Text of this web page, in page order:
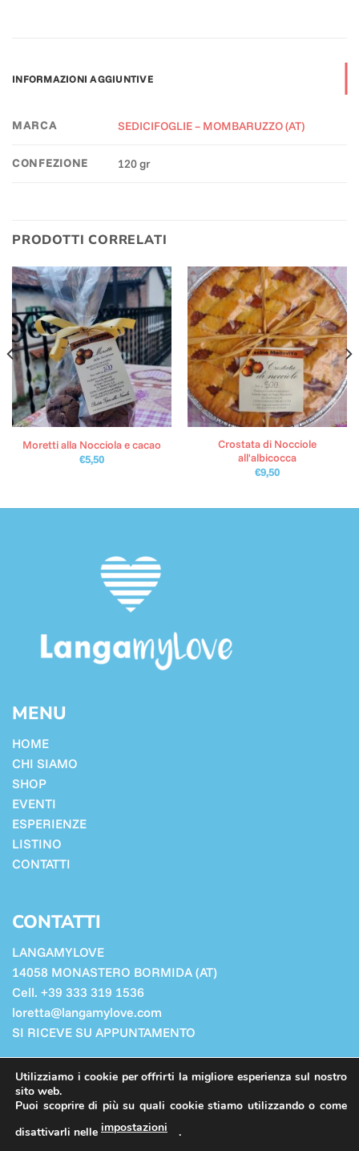
INFORMAZIONI AGGIUNTIVE
MARCA SEDICIFOGLIE – MOMBARUZZO (AT)
CONFEZIONE 120 gr
PRODOTTI CORRELATI
Moretti alla Nocciola e cacao
€5,50
Crostata di Nocciole
all'albicocca
€9,50
MENU
HOME
CHI SIAMO
SHOP
EVENTI
ESPERIENZE
LISTINO
CONTATTI
CONTATTI
LANGAMYLOVE
14058 MONASTERO BORMIDA (AT)
Cell. +39 333 319 1536
loretta@langamylove.com
SI RICEVE SU APPUNTAMENTO
Cookie Policy
Privacy Policy
Utilizziamo i cookie per offrirti la migliore esperienza sul nostro
sito web.
Puoi scoprire di più su quali cookie stiamo utilizzando o come
disattivarli nelle impostazioni .